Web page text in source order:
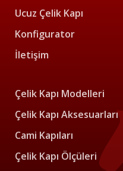
Ucuz Çelik Kapı
Konfigurator
İletişim
Çelik Kapı Modelleri
Çelik Kapı Aksesuarları
Cami Kapıları
Çelik Kapı Ölçüleri